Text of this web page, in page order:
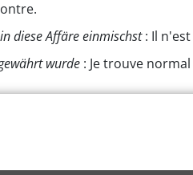
diese Affäre einmischst: Il n'est
wurde : Je trouve